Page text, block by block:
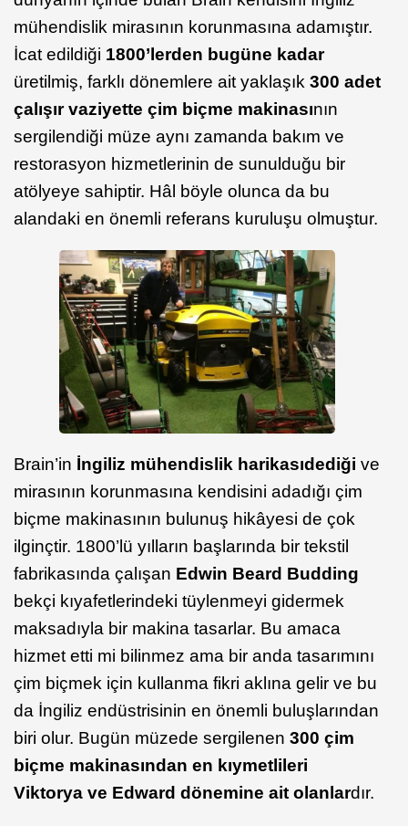
mühendislik mirasının korunmasına adamıştır.
İcat edildiği 1800’lerden bugüne kadar
üretilmiş, farklı dönemlere ait yaklaşık 300 adet
çalışır vaziyette çim biçme makinasının
sergilendiği müze aynı zamanda bakım ve
restorasyon hizmetlerinin de sunulduğu bir
atölyeye sahiptir. Hâl böyle olunca da bu
alandaki en önemli referans kuruluşu olmuştur.
Brain’in İngiliz mühendislik harikasıdediği ve
mirasının korunmasına kendisini adadığı çim
biçme makinasının bulunuş hikâyesi de çok
ilginçtir. 1800’lü yılların başlarında bir tekstil
fabrikasında çalışan Edwin Beard Budding
bekçi kıyafetlerindeki tüylenmeyi gidermek
maksadıyla bir makina tasarlar. Bu amaca
hizmet etti mi bilinmez ama bir anda tasarımını
çim biçmek için kullanma fikri aklına gelir ve bu
da İngiliz endüstrisinin en önemli buluşlarından
biri olur. Bugün müzede sergilenen 300 çim
biçme makinasından en kıymetlileri
Viktorya ve Edward dönemine ait olanlardır.